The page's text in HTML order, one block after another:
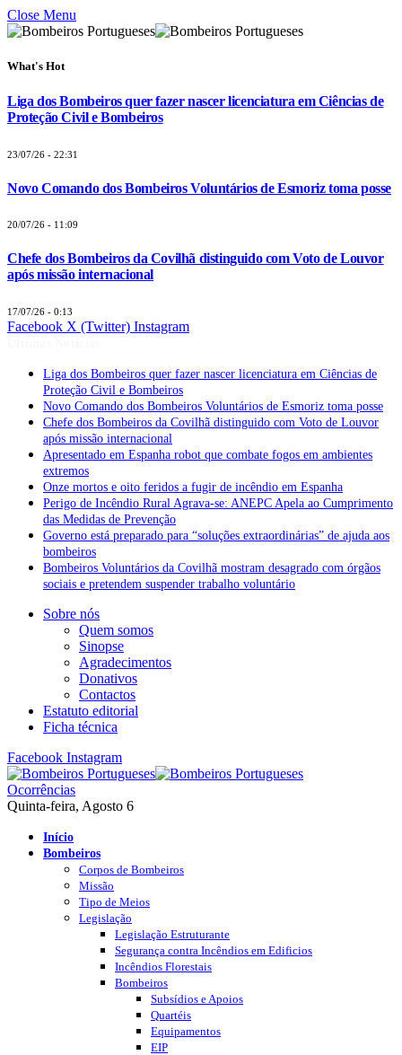
Close Menu
What's Hot
Liga dos Bombeiros quer fazer nascer licenciatura em Ciências de
Proteção Civil e Bombeiros
23/07/26 - 22:31
Novo Comando dos Bombeiros Voluntários de Esmoriz toma posse
20/07/26 - 11:09
Chefe dos Bombeiros da Covilhã distinguido com Voto de Louvor
após missão internacional
17/07/26 - 0:13
Facebook X (Twitter) Instagram
Liga dos Bombeiros quer fazer nascer licenciatura em Ciências de
Proteção Civil e Bombeiros
Novo Comando dos Bombeiros Voluntários de Esmoriz toma posse
Chefe dos Bombeiros da Covilhã distinguido com Voto de Louvor
após missão internacional
Apresentado em Espanha robot que combate fogos em ambientes
extremos
Onze mortos e oito feridos a fugir de incêndio em Espanha
Perigo de Incêndio Rural Agrava-se: ANEPC Apela ao Cumprimento
das Medidas de Prevenção
Governo está preparado para “soluções extraordinárias” de ajuda aos
bombeiros
Bombeiros Voluntários da Covilhã mostram desagrado com órgãos
sociais e pretendem suspender trabalho voluntário
Sobre nós
Quem somos
Sinopse
Agradecimentos
Donativos
Contactos
Estatuto editorial
Ficha técnica
Facebook Instagram
Ocorrências
Quinta-feira, Agosto 6
Início
Bombeiros
Corpos de Bombeiros
Missão
Tipo de Meios
Legislação
Legislação Estruturante
Segurança contra Incêndios em Edificios
Incêndios Florestais
Bombeiros
Subsídios e Apoios
Quartéis
Equipamentos
EIP